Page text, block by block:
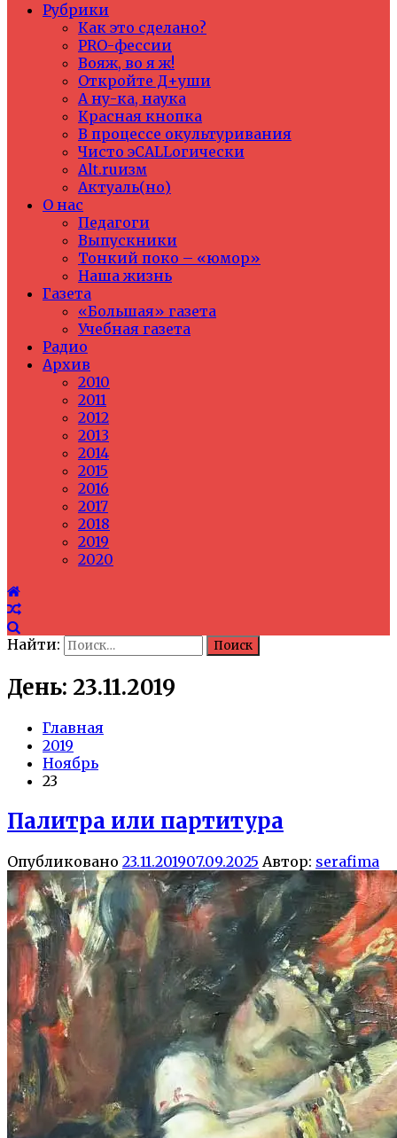
Рубрики
Как это сделано?
PRO-фессии
Вояж, во я ж!
Откройте Д+уши
А ну-ка, наука
Красная кнопка
В процессе окультуривания
Чисто эCALLогически
Alt.ruизм
Актуаль(но)
О нас
Педагоги
Выпускники
Тонкий поко – «юмор»
Наша жизнь
Газета
«Большая» газета
Учебная газета
Радио
Архив
2010
2011
2012
2013
2014
2015
2016
2017
2018
2019
2020
Найти:
День: 23.11.2019
Главная
2019
Ноябрь
23
Палитра или партитура
Опубликовано 23.11.201907.09.2025 Автор: serafima